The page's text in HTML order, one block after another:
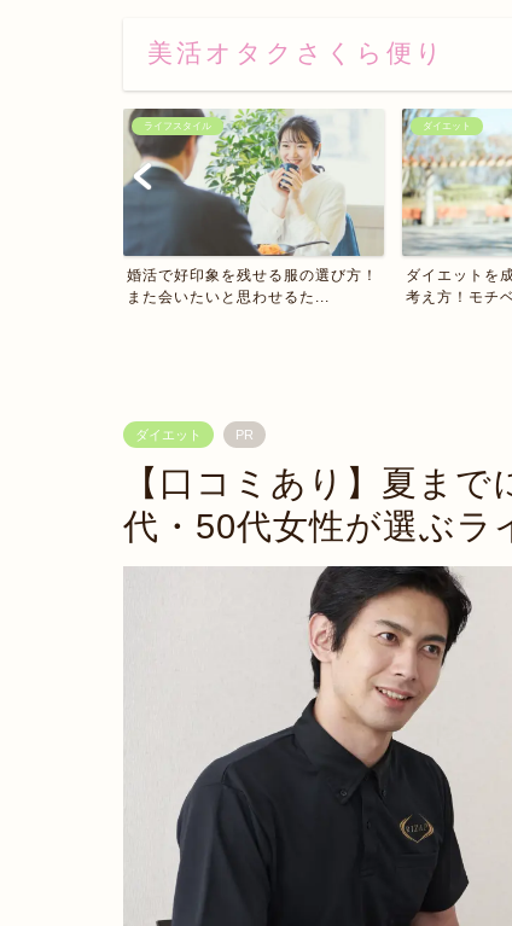
美活オタクさくら便り
ダイエット
ダイエットを成功させる為に役立つ
考え方！モチベーションを...
ダイエット
浮腫みを解消
コツとは？
ダイエット PR
【口コミあり】夏ま
代・50代女性が選ぶラ